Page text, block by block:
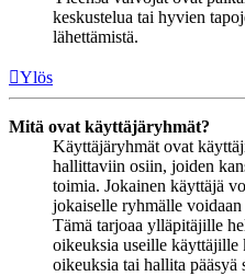
keskustelua tai hyvien
lähettämistä.
Ylös
Mitä ovat käyttäjäryhmät?
Käyttäjäryhmät ovat
hallittaviin osiin, joiden
toimia. Jokainen käyttäjä
jokaiselle ryhmälle
Tämä tarjoaa ylläpitäjille
oikeuksia useille käyttäjille
oikeuksia tai hallita pääsyä